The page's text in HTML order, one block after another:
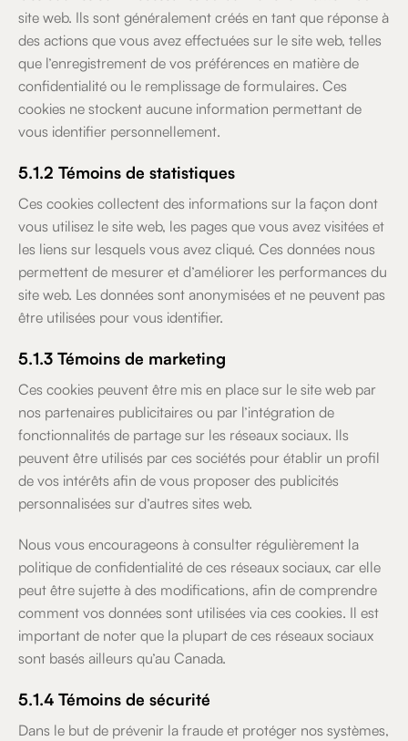
site web. Ils sont généralement créés en tant que réponse à
des actions que vous avez effectuées sur le site web, telles
que l’enregistrement de vos préférences en matière de
confidentialité ou le remplissage de formulaires. Ces
cookies ne stockent aucune information permettant de
vous identifier personnellement.
5.1.2 Témoins de statistiques
Ces cookies collectent des informations sur la façon dont
vous utilisez le site web, les pages que vous avez visitées et
les liens sur lesquels vous avez cliqué. Ces données nous
permettent de mesurer et d’améliorer les performances du
site web. Les données sont anonymisées et ne peuvent pas
être utilisées pour vous identifier.
5.1.3 Témoins de marketing
Ces cookies peuvent être mis en place sur le site web par
nos partenaires publicitaires ou par l’intégration de
fonctionnalités de partage sur les réseaux sociaux. Ils
peuvent être utilisés par ces sociétés pour établir un profil
de vos intérêts afin de vous proposer des publicités
personnalisées sur d’autres sites web.
Nous vous encourageons à consulter régulièrement la
politique de confidentialité de ces réseaux sociaux, car elle
peut être sujette à des modifications, afin de comprendre
comment vos données sont utilisées via ces cookies. Il est
important de noter que la plupart de ces réseaux sociaux
sont basés ailleurs qu’au Canada.
5.1.4 Témoins de sécurité
Dans le but de prévenir la fraude et protéger nos systèmes,